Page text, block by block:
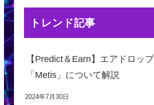
トレンド記事
【Predict＆Earn】エアドロッ
「Metis」について解説
2024年7月30日